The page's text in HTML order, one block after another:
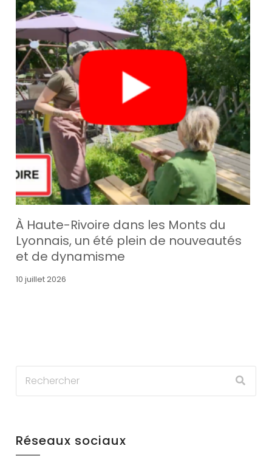
À Haute-Rivoire dans les Monts du
Lyonnais, un été plein de nouveautés
et de dynamisme
10 juillet 2026
Réseaux sociaux